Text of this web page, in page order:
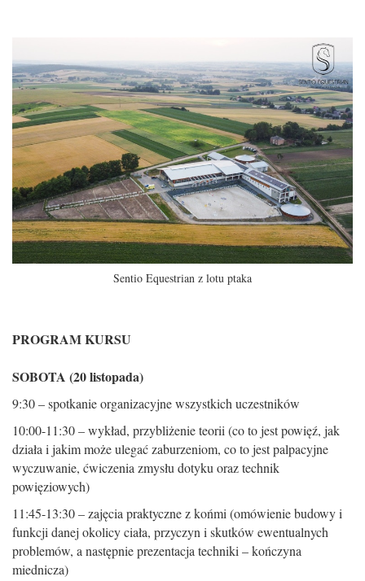
Sentio Equestrian z lotu ptaka
PROGRAM KURSU
SOBOTA (20 listopada)
9:30 – spotkanie organizacyjne wszystkich uczestników
10:00-11:30 – wykład, przybliżenie teorii (co to jest powięź, jak
działa i jakim może ulegać zaburzeniom, co to jest palpacyjne
wyczuwanie, ćwiczenia zmysłu dotyku oraz technik
powięziowych)
11:45-13:30 – zajęcia praktyczne z końmi (omówienie budowy i
funkcji danej okolicy ciała, przyczyn i skutków ewentualnych
problemów, a następnie prezentacja techniki – kończyna
miednicza)